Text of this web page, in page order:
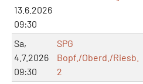
13.6.2026
09:30
Sa,
4.7.2026
09:30
SPG
Bopf./Oberd./Riesb.
2